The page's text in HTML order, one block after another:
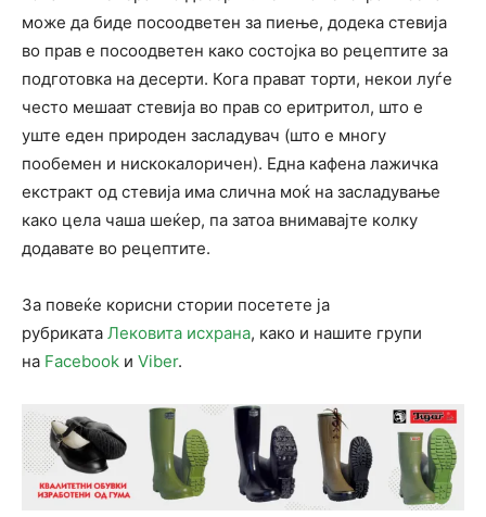
може да биде посоодветен за пиење, додека стевија
во прав е посоодветен како состојка во рецептите за
подготовка на десерти. Кога прават торти, некои луѓе
често мешаат стевија во прав со еритритол, што е
уште еден природен засладувач (што е многу
пообемен и нискокалоричен). Една кафена лажичка
екстракт од стевија има слична моќ на засладување
како цела чаша шеќер, па затоа внимавајте колку
додавате во рецептите.
За повеќе корисни стории посетете ја
рубриката Лековита исхрана, како и нашите групи
на Facebook и Viber.